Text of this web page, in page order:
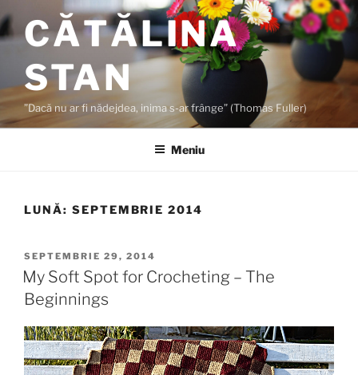
la
conținutCĂTĂLINA
STAN
”Dacă nu ar fi nădejdea, inima s-ar frânge” (Thomas Fuller)
Meniu
LUNĂ: SEPTEMBRIE 2014
PUBLICAT
PE
SEPTEMBRIE 29, 2014
My Soft Spot for Crocheting – The
Beginnings